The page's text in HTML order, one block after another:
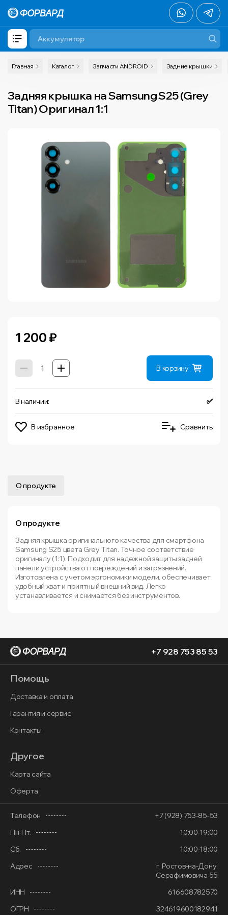
Главная Каталог Запчасти ANDROID Задние крышки
Задняя крышка на Samsung S25 (Grey
Titan) Оригинал 1:1
1 200₽
В корзину
В наличии: ✅
В избранное Сравнить
О продукте
О продукте
Задняя крышка оригинального качества для смартфона
Samsung S25 цвета Grey Titan. Точное соответствие
оригиналу (1:1). Подходит для надежной защиты задней
панели устройства от повреждений и загрязнений.
Изготовлена с учетом эргономики модели, обеспечивает
удобный хват и приятный внешний вид. Легко
устанавливается и снимается без инструментов.
+7 928 753 85 53
Помощь
Доставка и оплата
Гарантия и сервис
Контакты
Другое
Карта сайта
Оферта
Телефон
+7 (928) 753-85-53
Пн-Пт.
10:00-19:00
Сб.
10:00-18:00
Адрес
г. Ростов-на-Дону,
Серафимовича 55
ИНН
616608782570
ОГРН
324619600182941